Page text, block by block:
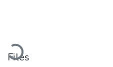
Loading...
Files